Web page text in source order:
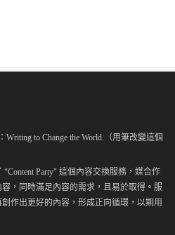
to Change the World.（用筆改變這個
Party" 這個內容交換服務，媒合作
，同時滿足內容的需求，且易於取得。服
作出更好的內容，形成正向循環，以期用